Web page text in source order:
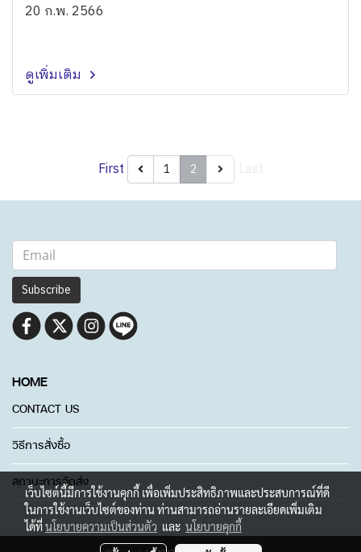
20 ก.พ. 2566
ดูเพิ่มเติม
First 1 2
Subscribe
HOME
CONTACT US
วิธีการสั่งซื้อ
สถานะการจัดส่ง
เว็บไซต์นี้มีการใช้งานคุกกี้ เพื่อเพิ่มประสิทธิภาพและประสบการณ์ที่ดี
ในการใช้งานเว็บไซต์ของท่าน ท่านสามารถอ่านรายละเอียดเพิ่มเติม
ได้ที่นโยบายความเป็นส่วนตัว และ นโยบายคุกกี้